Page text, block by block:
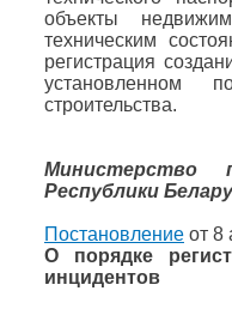
объекты
техническим
регистрация
установленном
строительства.
Министерство
Республики
Постановление от 8
О порядке
инцидентов